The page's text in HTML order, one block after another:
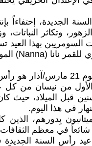
الجديدة، إحتفاءاً
وتكاثر
السومريين بهذا
كما هو معروف إن
من نيسان من كل
في هذا اليوم.
بِدورهم، الذين